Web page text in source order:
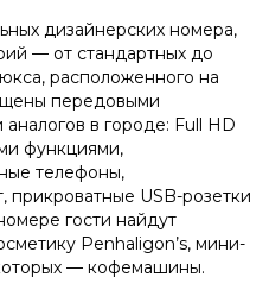
дизайнерских номера,
— от стандартных до
расположенного на
передовыми
в городе: Full HD
функциями,
телефоны,
прикроватные USB-розетки
гости найдут
Penhaligon’s, мини-
— кофемашины.